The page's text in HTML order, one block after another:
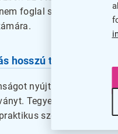
foglal sok helyet, de
hosszú távra
nyújt a termék
Tegye egyszerűvé a
szórólap